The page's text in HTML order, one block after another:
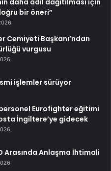
bir öneri”
Cemiyeti Başkanı’ndan
vurgusu
işlemler sürüyor
personel Eurofighter eğitimi
İngiltere’ye gidecek
Arasında Anlaşma İhtimali